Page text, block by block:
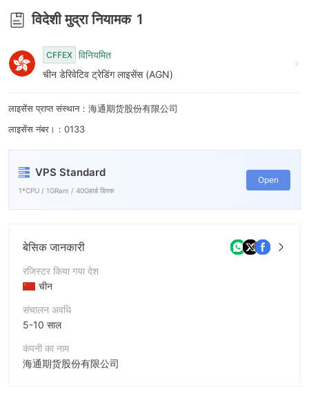
विदेशी मुद्रा नियामक 1
CFFEX विनियमित
चीन डेरिवेटिव ट्रेडिंग लाइसेंस (AGN)
लाइसेंस प्राप्त संस्थान：海通期货股份有限公司
लाइसेंस नंबर।：0133
VPS Standard
1*CPU / 1GRam / 40Gहार्ड डिस्क
Open
बेसिक जानकारी
रजिस्टर किया गया देश
चीन
संचालन अवधि
5-10 साल
कंपनी का नाम
海通期货股份有限公司